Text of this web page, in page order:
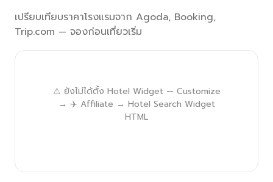
เปรียบเทียบราคาโรงแรมจาก Agoda, Booking,
Trip.com — จองก่อนเที่ยวเริ่ม
⚠ ยังไม่ได้ตั้ง Hotel Widget — Customize
→ ✈️ Affiliate → Hotel Search Widget
HTML